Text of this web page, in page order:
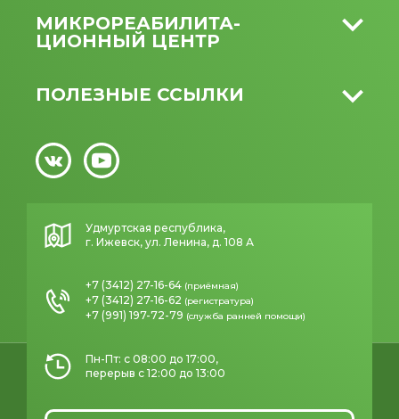
МИКРО­РЕАБИЛИТА­
ЦИОННЫЙ ЦЕНТР
ПОЛЕЗНЫЕ ССЫЛКИ
Удмуртская республика,
г. Ижевск, ул. Ленина, д. 108 А
+7 (3412) 27-16-64 (приёмная)
+7 (3412) 27-16-62 (регистратура)
+7 (991) 197-72-79 (служба ранней помощи)
Пн-Пт: с 08:00 до 17:00,
перерыв с 12:00 до 13:00